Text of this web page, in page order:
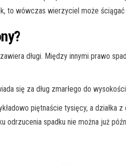
wówczas wierzyciel może ściągać
długi. Między innymi prawo
się za dług zmarłego do
piętnaście tysięcy, a działka
odrzucenia spadku nie można już